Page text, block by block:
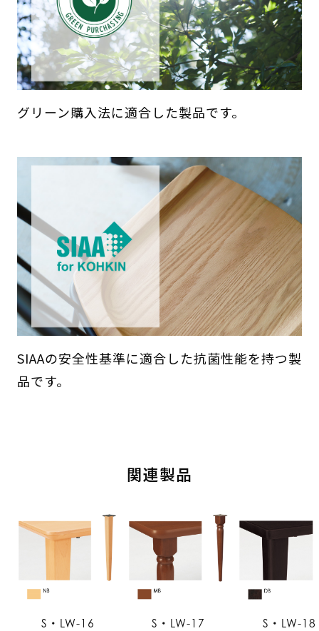
グリーン購入法に適合した製品です。
SIAAの安全性基準に適合した抗菌性能を持つ製
品です。
関連製品
S・LW-16 S・LW-17 S・LW-18